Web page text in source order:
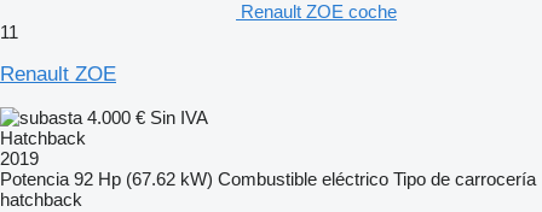
Renault ZOE coche
11
Renault ZOE
4.000 € Sin IVA
Hatchback
2019
Potencia 92 Hp (67.62 kW) Combustible eléctrico Tipo de carrocería
hatchback